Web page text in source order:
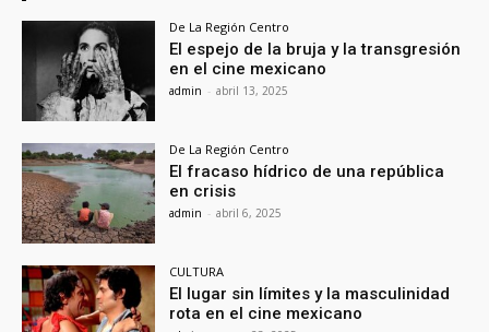
De La Región Centro
El espejo de la bruja y la transgresión
en el cine mexicano
admin - abril 13, 2025
De La Región Centro
El fracaso hídrico de una república
en crisis
admin - abril 6, 2025
CULTURA
El lugar sin límites y la masculinidad
rota en el cine mexicano